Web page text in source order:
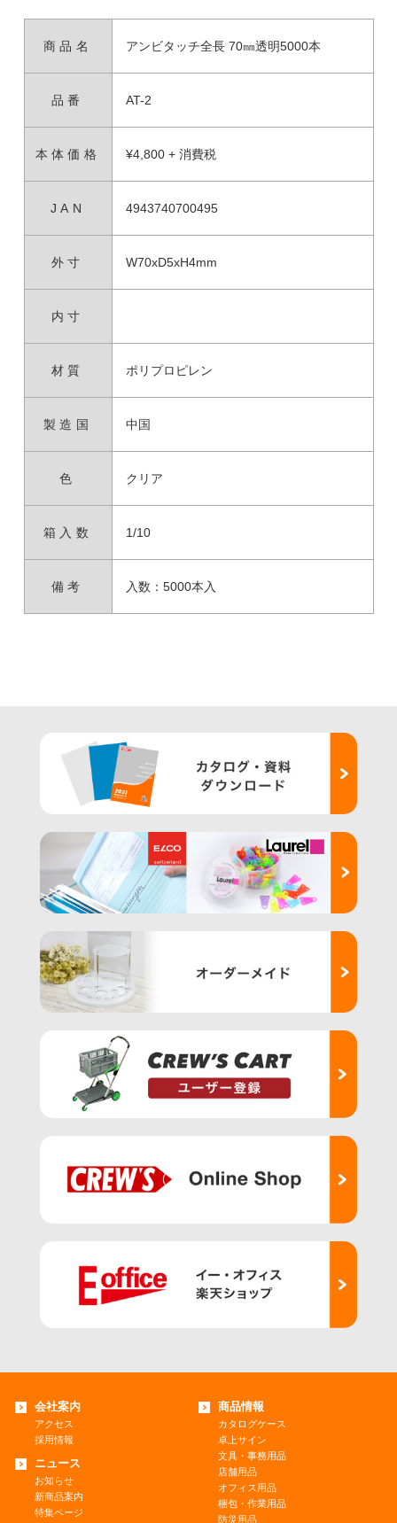
商品名 アンビタッチ全長 70㎜透明5000本
品番 AT-2
本体価格 ¥4,800 + 消費税
JAN 4943740700495
外寸 W70xD5xH4mm
内寸
材質 ポリプロピレン
製造国 中国
色 クリア
箱入数 1/10
備考 入数：5000本入
会社案内
アクセス
採用情報
ニュース
お知らせ
新商品案内
特集ページ
商品情報
カタログケース
卓上サイン
文具・事務用品
店舗用品
オフィス用品
梱包・作業用品
防災用品